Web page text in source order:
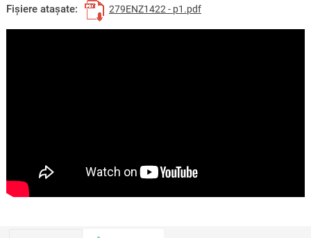
Fişiere ataşate: 279ENZ1422 - p1.pdf